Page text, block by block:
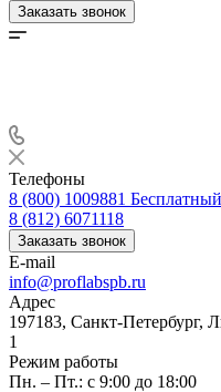
Заказать звонок
Телефоны
8 (800) 1009881
8 (812) 6071118
Заказать звонок
E-mail
info@proflabspb.ru
Адрес
197183, Санкт-Петербург,
1
Режим работы
Пн. – Пт.: с 9:00 до 18:00